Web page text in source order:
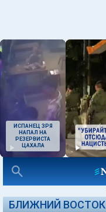
ИСПАНЕЦ ЗРЯ
НАПАЛ НА
РЕЗЕРВИСТА
ЦАХАЛА
БЛИЖНИЙ ВОСТОК